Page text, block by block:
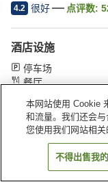
4.2 很好 点评数:
酒店设施
停车场
餐厅
首页 日本 兵库县
本网站使用 Cookie
和流量。我们还会
您使用我们网站相关
不得出售我